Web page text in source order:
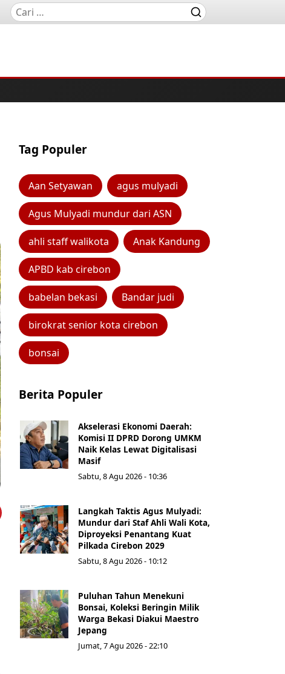
Tag Populer
Aan Setyawan agus mulyadi
Agus Mulyadi mundur dari ASN
ahli staff walikota Anak Kandung
APBD kab cirebon
babelan bekasi Bandar judi
birokrat senior kota cirebon
bonsai
Berita Populer
Akselerasi Ekonomi Daerah:
Komisi II DPRD Dorong UMKM
Naik Kelas Lewat Digitalisasi
Masif
Sabtu, 8 Agu 2026 - 10:36
Langkah Taktis Agus Mulyadi:
Mundur dari Staf Ahli Wali Kota,
Diproyeksi Penantang Kuat
Pilkada Cirebon 2029
Sabtu, 8 Agu 2026 - 10:12
Puluhan Tahun Menekuni
Bonsai, Koleksi Beringin Milik
Warga Bekasi Diakui Maestro
Jepang
Jumat, 7 Agu 2026 - 22:10